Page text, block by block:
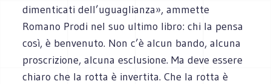
dimenticati dell’uguaglianza», ammette
Romano Prodi nel suo ultimo libro: chi la pensa
così, è benvenuto. Non c’è alcun bando, alcuna
proscrizione, alcuna esclusione. Ma deve essere
chiaro che la rotta è invertita. Che la rotta è